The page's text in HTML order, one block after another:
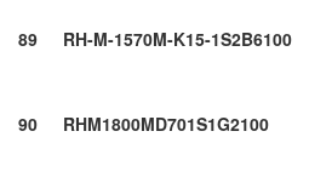
89 RH-M-1570M-K15-1S2B6100
90 RHM1800MD701S1G2100